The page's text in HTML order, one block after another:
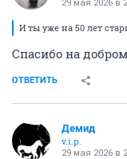
29 мая 2026 в
И ты уже на 50 лет
Спасибо на добром
ОТВЕТИТЬ
Демид
v.i.p.
29 мая 2026 в